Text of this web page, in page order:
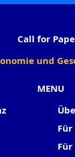
MENU
Call for
und